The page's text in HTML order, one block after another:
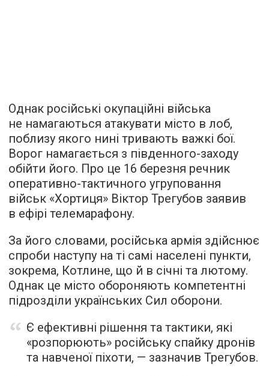
Однак російські окупаційні війська
не намагаються атакувати місто в лоб,
поблизу якого нині тривають важкі бої.
Ворог намагається з південного-заходу
обійти його. Про це 16 березня речник
оперативно-тактичного угруповання
військ «Хортиця» Віктор Трегубов заявив
в ефірі телемарафону.
За його словами, російська армія здійснює
спроби наступу на ті самі населені пункти,
зокрема, Котлине, що й в січні та лютому.
Однак це місто обороняють компетентні
підрозділи українських Сил оборони.
Є ефективні рішення та тактики, які
«розпорюють» російську спайку дронів
та навченої піхоти, — зазначив Трегубов.